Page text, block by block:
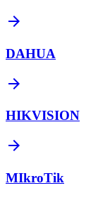
arrow_forward
DAHUA
arrow_forward
HIKVISION
arrow_forward
MIkroTik